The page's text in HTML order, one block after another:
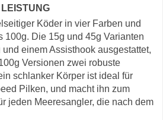
Köder in vier Farben und
100g. Die 15g und 45g Varianten
einem Assisthook ausgestattet,
Versionen zwei robuste
schlanker Körper ist ideal für
Pilken, und macht ihn zum
jeden Meeresangler, die nach dem